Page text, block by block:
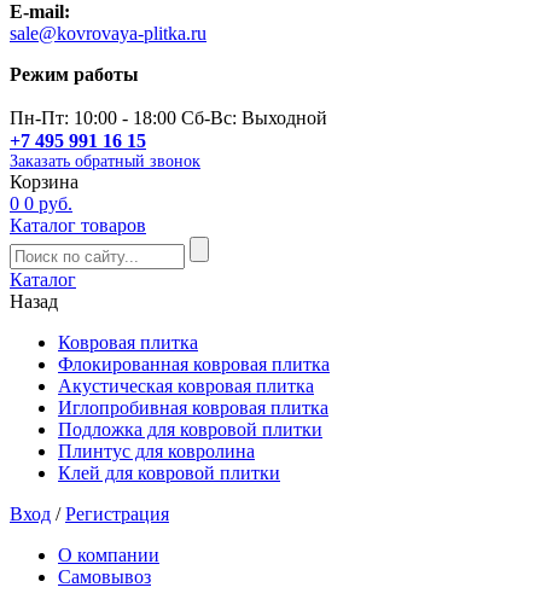
E-mail:
sale@kovrovaya-plitka.ru
Режим работы
Пн-Пт: 10:00 - 18:00 Сб-Вс: Выходной
+7 495 991 16 15
Заказать обратный звонок
Корзина
0 0 руб.
Каталог товаров
Каталог
Назад
Ковровая плитка
Флокированная ковровая плитка
Акустическая ковровая плитка
Иглопробивная ковровая плитка
Подложка для ковровой плитки
Плинтус для ковролина
Клей для ковровой плитки
Вход /Регистрация
О компании
Самовывоз